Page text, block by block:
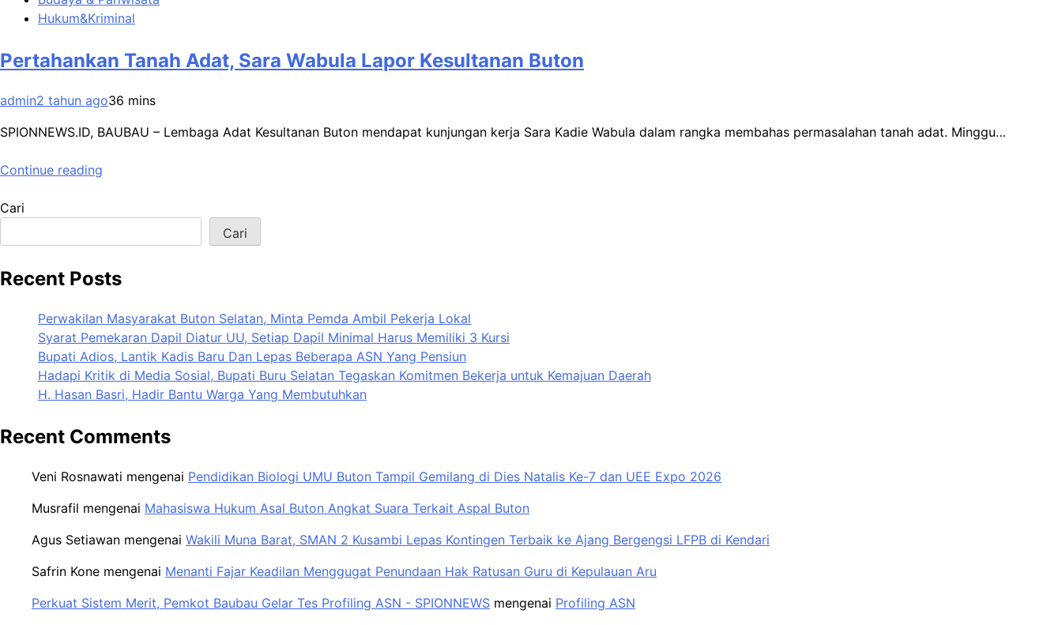
Hukum&Kriminal
Pertahankan Tanah Adat, Sara Wabula Lapor Kesultanan Buton
admin2 tahun ago36 mins
SPIONNEWS.ID, BAUBAU – Lembaga Adat Kesultanan Buton mendapat kunjungan kerja Sara Kadie Wabula dalam rangka membahas permasalahan tanah adat. Minggu…
Continue reading
Cari
Cari
Recent Posts
Perwakilan Masyarakat Buton Selatan, Minta Pemda Ambil Pekerja Lokal
Syarat Pemekaran Dapil Diatur UU, Setiap Dapil Minimal Harus Memiliki 3 Kursi
Bupati Adios, Lantik Kadis Baru Dan Lepas Beberapa ASN Yang Pensiun
Hadapi Kritik di Media Sosial, Bupati Buru Selatan Tegaskan Komitmen Bekerja untuk Kemajuan Daerah
H. Hasan Basri, Hadir Bantu Warga Yang Membutuhkan
Recent Comments
Veni Rosnawati mengenai Pendidikan Biologi UMU Buton Tampil Gemilang di Dies Natalis Ke-7 dan UEE Expo 2026
Musrafil mengenai Mahasiswa Hukum Asal Buton Angkat Suara Terkait Aspal Buton
Agus Setiawan mengenai Wakili Muna Barat, SMAN 2 Kusambi Lepas Kontingen Terbaik ke Ajang Bergengsi LFPB di Kendari
Safrin Kone mengenai Menanti Fajar Keadilan Menggugat Penundaan Hak Ratusan Guru di Kepulauan Aru
Perkuat Sistem Merit, Pemkot Baubau Gelar Tes Profiling ASN - SPIONNEWS mengenai Profiling ASN